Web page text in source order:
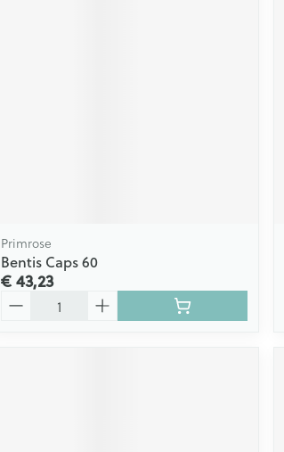
Primrose
Bentis Caps 60
€ 43,23